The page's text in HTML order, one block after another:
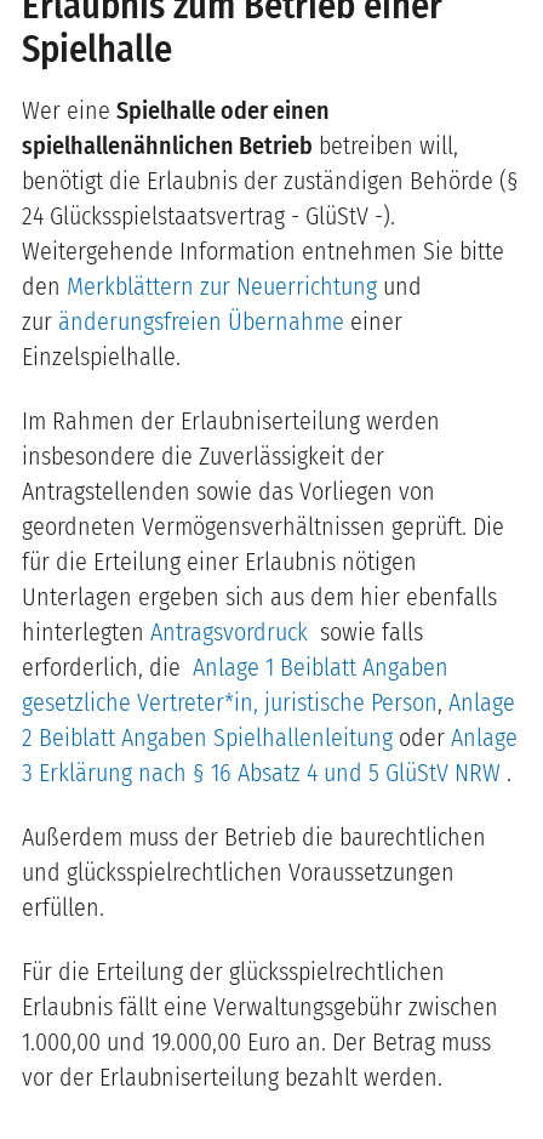
Spielhalle
Wer eine Spielhalle oder einen
spielhallenähnlichen Betrieb betreiben will,
benötigt die Erlaubnis der zuständigen Behörde (§
24 Glücksspielstaatsvertrag - GlüStV -).
Weitergehende Information entnehmen Sie bitte
den Merkblättern zur Neuerrichtung und
zur änderungsfreien Übernahme einer
Einzelspielhalle.
Im Rahmen der Erlaubniserteilung werden
insbesondere die Zuverlässigkeit der
Antragstellenden sowie das Vorliegen von
geordneten Vermögensverhältnissen geprüft. Die
für die Erteilung einer Erlaubnis nötigen
Unterlagen ergeben sich aus dem hier ebenfalls
hinterlegten Antragsvordruck sowie falls
erforderlich, die Anlage 1 Beiblatt Angaben
gesetzliche Vertreter*in, juristische Person, Anlage
2 Beiblatt Angaben Spielhallenleitung oder Anlage
3 Erklärung nach § 16 Absatz 4 und 5 GlüStV NRW .
Außerdem muss der Betrieb die baurechtlichen
und glücksspielrechtlichen Voraussetzungen
erfüllen.
Für die Erteilung der glücksspielrechtlichen
Erlaubnis fällt eine Verwaltungsgebühr zwischen
1.000,00 und 19.000,00 Euro an. Der Betrag muss
vor der Erlaubniserteilung bezahlt werden.